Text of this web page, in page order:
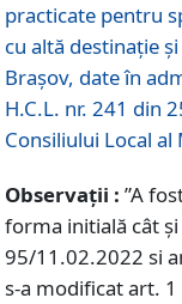
practicate pentru
cu altă destinaţie
Braşov, date în
H.C.L. nr. 241 din
Consiliului Local
Observații : ”A
forma initială cât
95/11.02.2022 si
s-a modificat art.